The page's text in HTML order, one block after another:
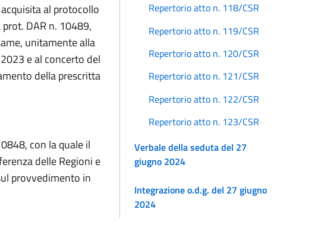
al protocollo
DAR n. 10489,
unitamente alla
e al concerto del
della prescritta
con la quale il
delle Regioni e
provvedimento in
Repertorio atto n. 118/CSR
Repertorio atto n. 119/CSR
Repertorio atto n. 120/CSR
Repertorio atto n. 121/CSR
Repertorio atto n. 122/CSR
Repertorio atto n. 123/CSR
Verbale della seduta del 27
giugno 2024
Integrazione o.d.g. del 27 giugno
2024